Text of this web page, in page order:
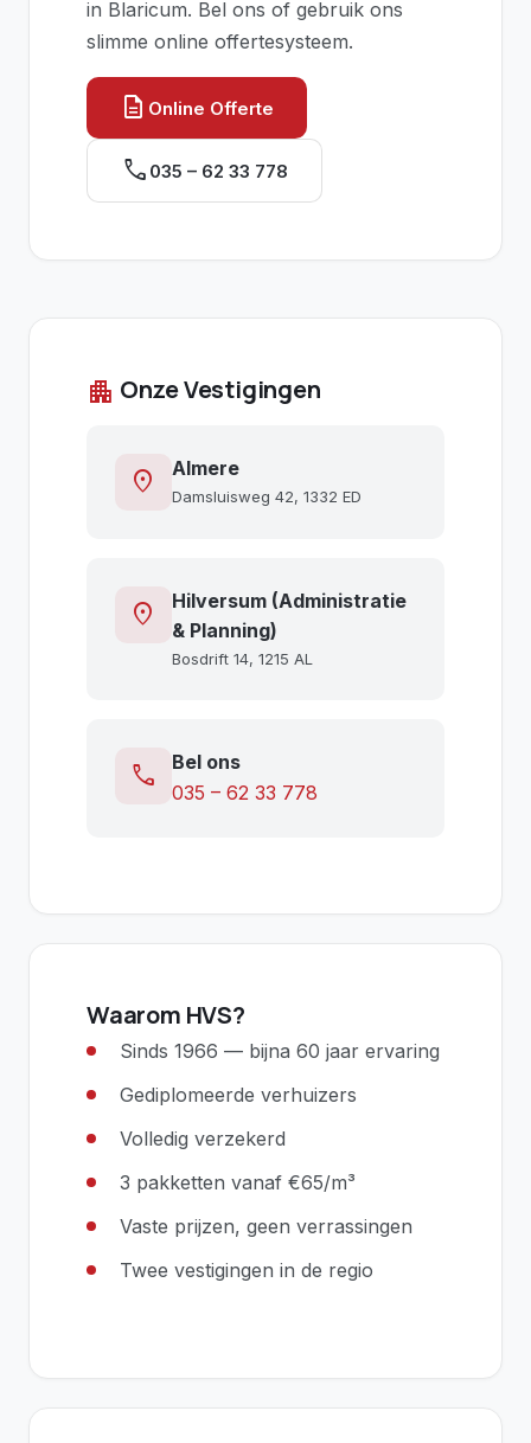
in Blaricum. Bel ons of gebruik ons
slimme online offertesysteem.
description Online Offerte
call 035 – 62 33 778
apartment Onze Vestigingen
location_on Almere
Damsluisweg 42, 1332 ED
location_on
Hilversum (Administratie
& Planning)
Bosdrift 14, 1215 AL
call
Bel ons
035 – 62 33 778
Waarom HVS?
Sinds 1966 — bijna 60 jaar ervaring
Gediplomeerde verhuizers
Volledig verzekerd
3 pakketten vanaf €65/m³
Vaste prijzen, geen verrassingen
Twee vestigingen in de regio